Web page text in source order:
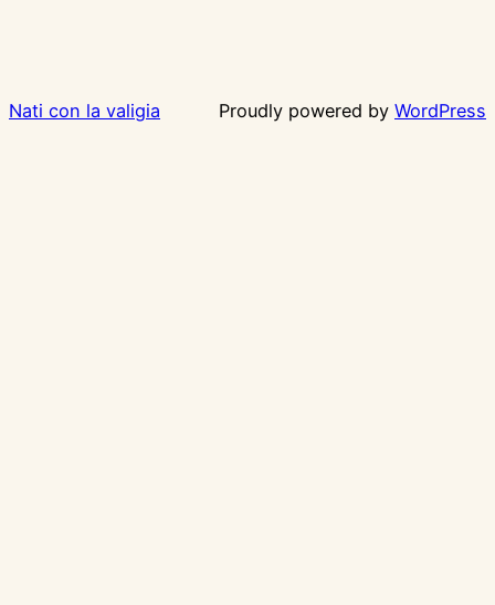
Nati con la valigia Proudly powered by WordPress